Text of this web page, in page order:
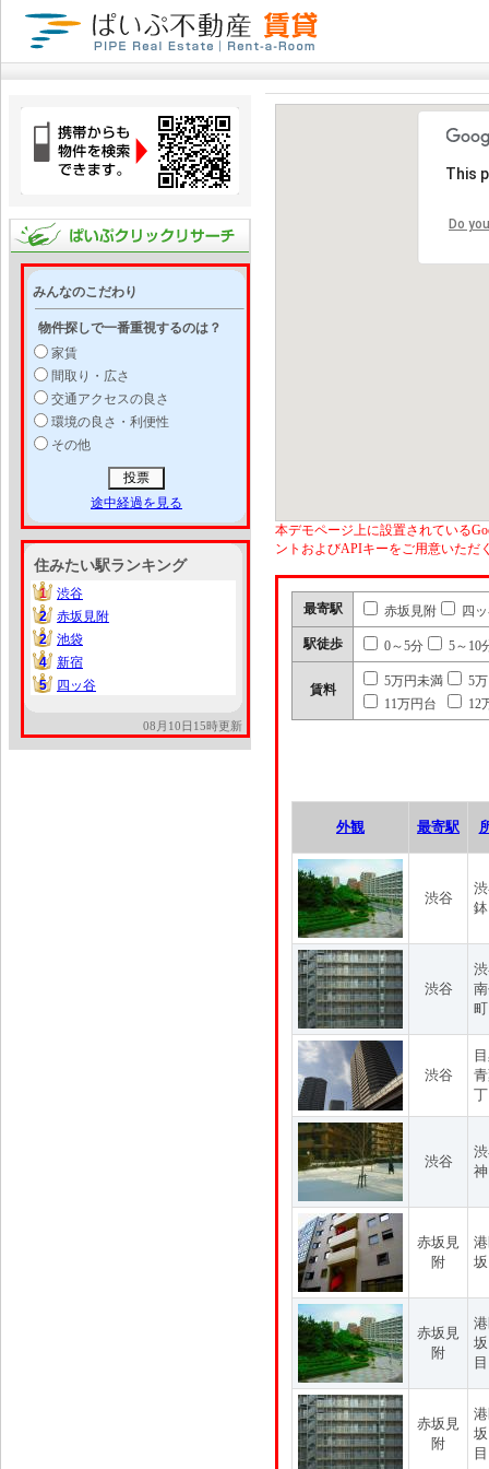
みんなのこだわり
物件探しで一番重視するのは？
家賃
間取り・広さ
交通アクセスの良さ
環境の良さ・利便性
その他
途中経過を見る
住みたい駅ランキング
1
1
渋谷
2
2
赤坂見附
2
2
池袋
4
4
新宿
5
5 四ッ谷
08月10日15時更新
This
Do
本デモページ上に設置されている
ントおよびAPIキーをご用意いただ
最寄駅 赤坂見附 四
駅徒歩 0～5分 5～10
賃料
5万円未満
5
11万円台
12
外観 最寄駅
渋谷
渋谷
渋谷
渋谷
赤坂見
附
赤坂見
附
目
赤坂見
附
目